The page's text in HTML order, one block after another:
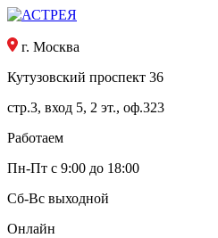
г. Москва
Кутузовский проспект 36
стр.3, вход 5, 2 эт., оф.323
Работаем
Пн-Пт с 9:00 до 18:00
Сб-Вс выходной
Онлайн